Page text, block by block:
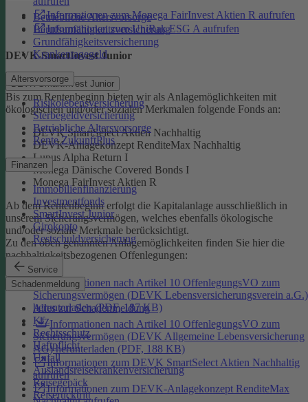
Betriebliche Altersvorsorge
Berufsunfähigkeitsversicherung
Grundfähigkeitsversicherung
Krankentagegeld
Altersvorsorge
Risikolebensversicherung
Sterbegeldversicherung
Betriebliche Altersvorsorge
Rente ZukunftPlus
Finanzen
Immobilienfinanzierung
Investmentfonds
SmartInvest Junior
Girokonto
Restschuldversicherung
Service
Schadenmeldung
Alles zur Schadenmeldung
Kfz
Rechtsschutz
Haftpflicht
Unfall
Auslandsreisekrankenversicherung
Reisegepäck
Reiserücktritt
Informationen zum Monega FairInvest Aktien R aufrufen
Informationen zum UniRak ESG A aufrufen
DEVK-SmartInvest Junior
DEVK-SmartInvest Junior
Bis zum Rentenbeginn bieten wir als Anlagemöglichkeiten mit
ökologischen und/oder sozialen Merkmalen folgende Fonds an:
DEVK SmartSelect Aktien Nachhaltig
DEVK-Anlagekonzept RenditeMax Nachhaltig
Lupus Alpha Return I
Monega Dänische Covered Bonds I
Monega FairInvest Aktien R
Ab dem Rentenbeginn erfolgt die Kapitalanlage ausschließlich in
unserem Sicherungsvermögen, welches ebenfalls ökologische
und/oder soziale Merkmale berücksichtigt.
Zu den oben genannten Anlagemöglichkeiten finden Sie hier die
nachhaltigkeitsbezogenen Offenlegungen:
Informationen nach Artikel 10 OffenlegungsVO zum
Sicherungsvermögen (DEVK Lebensversicherungsverein a.G.)
herunterladen (PDF, 187 KB)
Informationen nach Artikel 10 OffenlegungsVO zum
Sicherungsvermögen (DEVK Allgemeine Lebensversicherung
AG) herunterladen (PDF, 188 KB)
Informationen zum DEVK SmartSelect Aktien Nachhaltig
aufrufen
Informationen zum DEVK-Anlagekonzept RenditeMax